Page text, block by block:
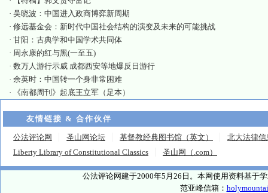
· 吴晓波：中国进入政商博弈新周期
· 修远基金会：新时代中国社会结构的演变及未来的可能挑战
· 甘阳：古典学和中国学术共同体
· 周永康的红与黑(一至五)
· 数万人游行示威 成都西安等地爆反日游行
· 余英时：中国转一个身非常困难
·
《南都周刊》起底王立军（足本）
友情链接 & 合作伙伴
公法评论网 圣山网论坛 基督教经典图书馆（英文）
北大法律信
Liberty Library of Constitutional Classics
圣山网（.com）
公法评论网建于2000年5月26日。本网使用资料基于
范亚峰信箱：